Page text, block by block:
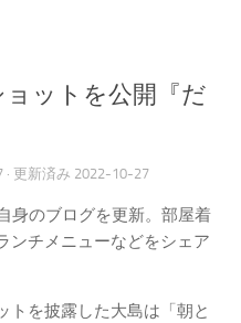
ットを公開『だ
· 更新済み 2022-10-27
身のブログを更新。部屋着
ンチメニューなどをシェア
トを披露した大島は「朝と